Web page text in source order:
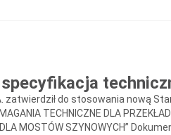
zatwierdził do stosowania nową
TECHNICZNE DLA
MOSTÓW SZYNOWYCH”